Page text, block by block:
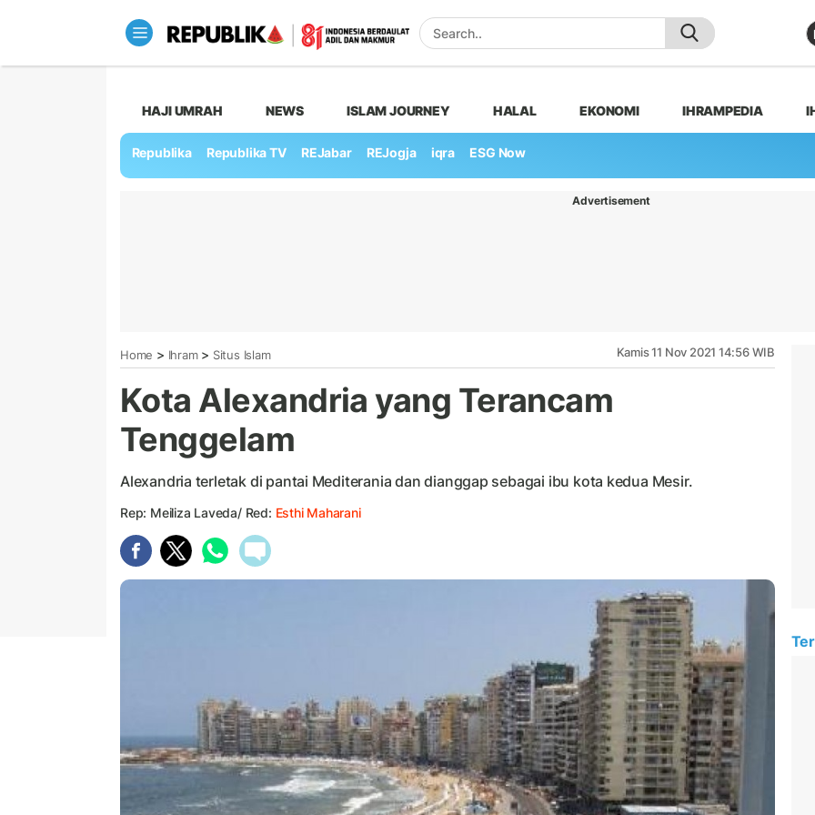
HAJI UMRAH NEWS ISLAM JOURNEY HALAL EKONOMI IHRAMPEDIA
Republika Republika TV REJabar REJogja iqra ESG Now
Advertisement
Home > Ihram> Situs Islam Kamis 11 Nov 2021 14:56 WIB
Kota Alexandria yang Terancam
Tenggelam
Alexandria terletak di pantai Mediterania dan dianggap sebagai ibu kota kedua Mesir.
Rep: Meiliza Laveda/ Red: Esthi Maharani